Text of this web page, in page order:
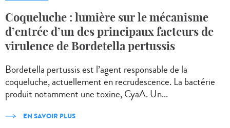
Coqueluche : lumière sur le mécanisme
d’entrée d’un des principaux facteurs de
virulence de Bordetella pertussis
Bordetella pertussis est l’agent responsable de la
coqueluche, actuellement en recrudescence. La bactérie
produit notamment une toxine, CyaA. Un...
EN SAVOIR PLUS